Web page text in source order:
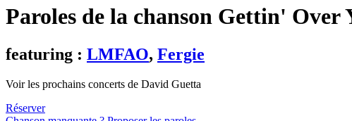
Paroles de la chanson Gettin' Over
featuring : LMFAO, Fergie
Voir les prochains concerts de David Guetta
Réserver